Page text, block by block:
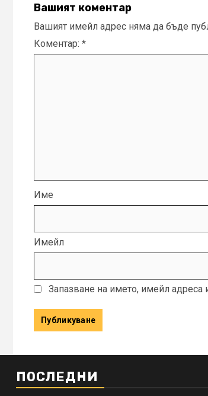
Вашият коментар
Вашият имейл адрес няма да бъде
Коментар: *
Име
Имейл
Запазване на името, имейл адреса
ПОСЛЕДНИ